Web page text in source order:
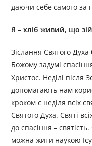
даючи себе самого за
Я – хліб живий, що
Зіслання Святого
Божому задумі
Христос. Неділі після
допомагають нам
кроком є неділя всіх
Святого Духа. Святі
до спасіння –
можна жити наукою